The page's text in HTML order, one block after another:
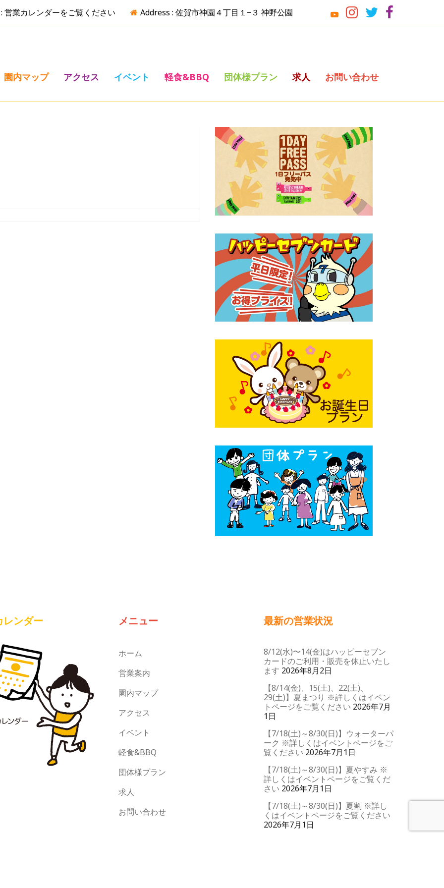
業カレンダーをご覧ください Address : 佐賀市神園４丁目１−３ 神野公園
園内マップ アクセス イベント 軽食&BBQ 団体様プラン 求人 お問い合わせ
レンダー メニュー
ホーム
営業案内
園内マップ
アクセス
イベント
軽食&BBQ
団体様プラン
求人
お問い合わせ
最新の営業状況
8/12(水)〜14(金)はハッピーセブン
カードのご利用・販売を休止いたし
ます 2026年8月2日
【8/14(金)、15(土)、22(土)、
29(土)】夏まつり ※詳しくはイベン
トページをご覧ください 2026年7月
1日
【7/18(土)～8/30(日)】ウォーターパ
ーク ※詳しくはイベントページをご
覧ください 2026年7月1日
【7/18(土)～8/30(日)】夏やすみ ※
詳しくはイベントページをご覧くだ
さい 2026年7月1日
【7/18(土)～8/30(日)】夏割 ※詳し
くはイベントページをご覧ください
2026年7月1日